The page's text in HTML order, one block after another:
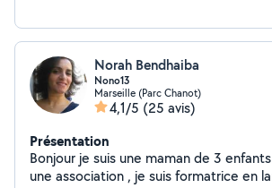
Norah Bendhaiba
Nono13
Marseille (Parc Chanot)
4,1/5 (25 avis)
Présentation
Bonjour je suis une maman de 3
une association , je suis formatrice en